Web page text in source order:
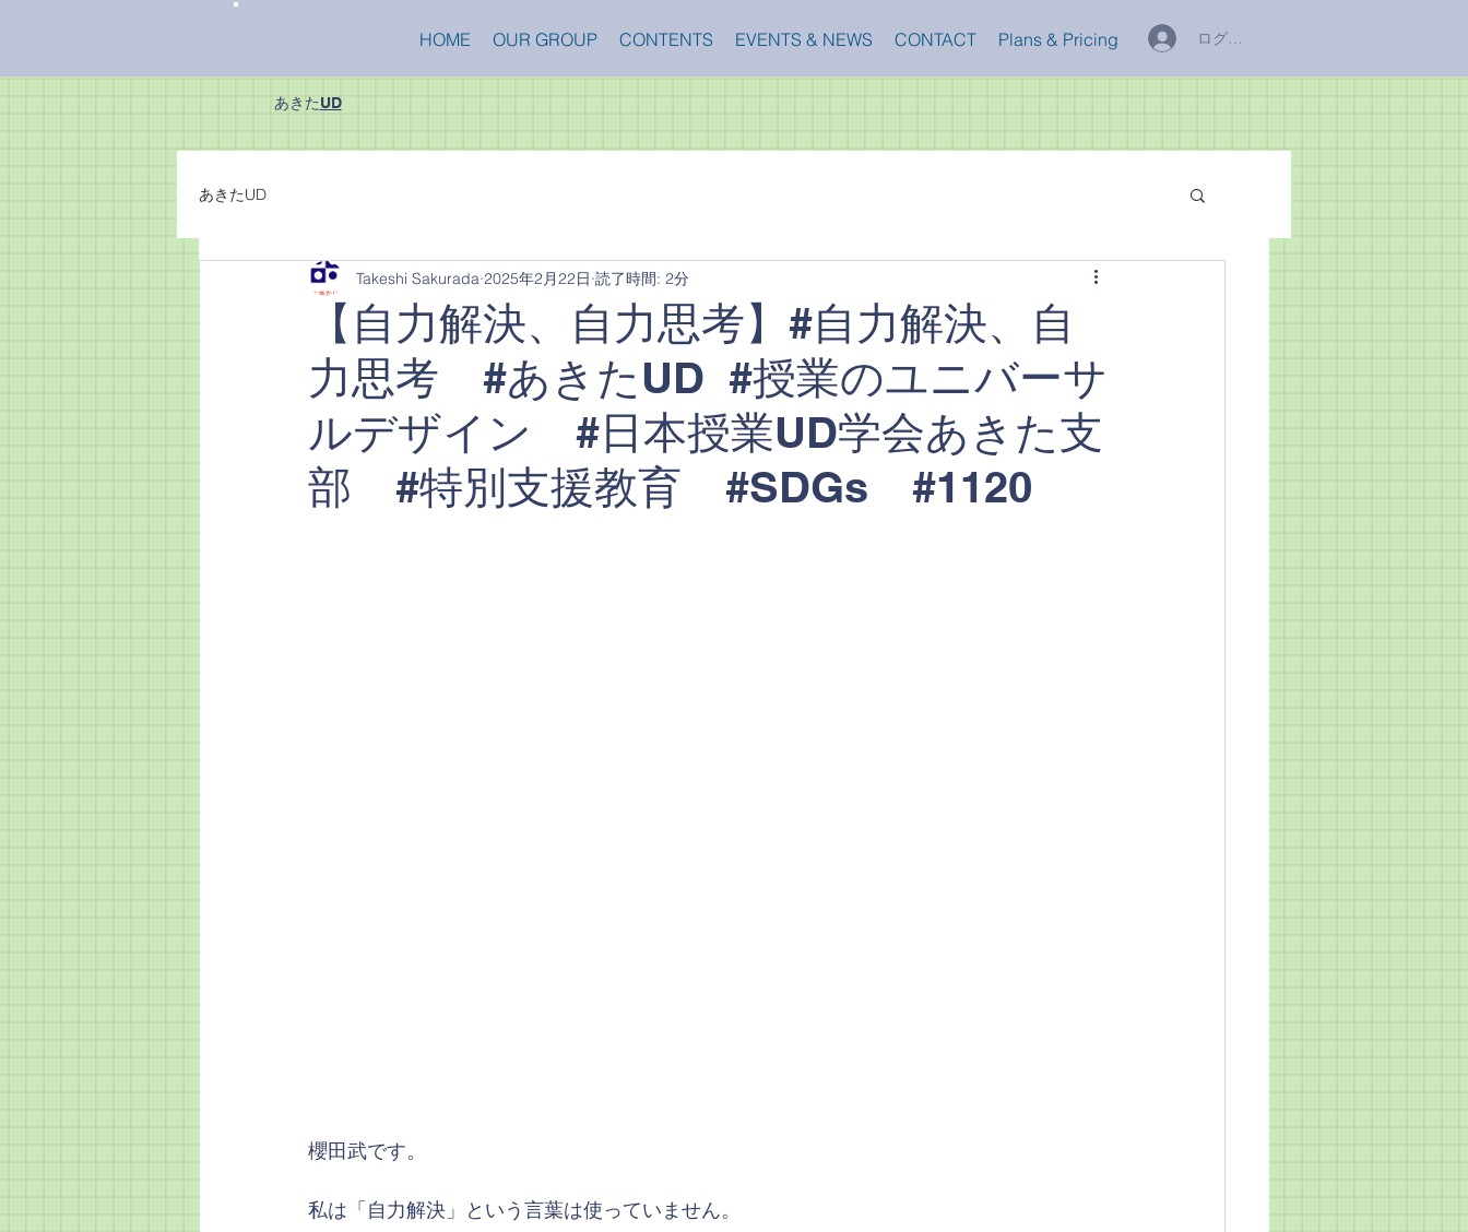
HOME OUR GROUP CONTENTS EVENTS & NEWS CONTACT Plans & Pricing ログイン
あきたUD
【自力解決、自力思考】#自力解決、自
力思考 #あきたUD #授業のユニバーサ
ルデザイン #日本授業UD学会あきた支
部 #特別支援教育 #SDGs #1120
Takeshi Sakurada 2025年2月22日 読了時間: 2分
櫻田武です。
私は「自力解決」という言葉は使っていません。
あきたUD